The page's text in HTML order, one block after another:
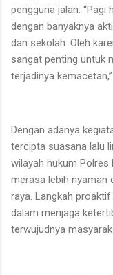
pengguna jalan.
dengan banyaknya
dan sekolah. Oleh
sangat penting untuk
terjadinya
Dengan adanya
tercipta suasana lalu
wilayah hukum
merasa lebih nyaman
raya. Langkah
dalam menjaga
terwujudnya